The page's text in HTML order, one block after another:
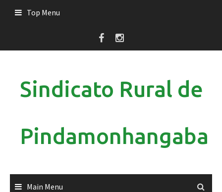
Top Menu
Sindicato Rural de
Pindamonhangaba
Main Menu